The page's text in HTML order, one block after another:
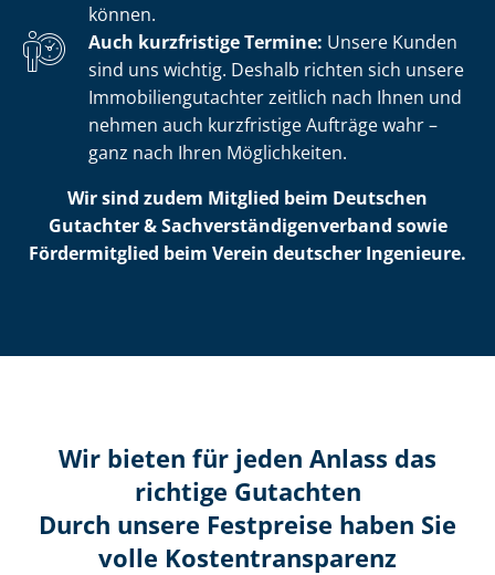
können.
Auch kurzfristige Termine: Unsere Kunden
sind uns wichtig. Deshalb richten sich unsere
Im­mo­bi­li­en­gut­ach­ter zeitlich nach Ihnen und
nehmen auch kurzfristige Aufträge wahr –
ganz nach Ihren Möglichkeiten.
Wir sind zudem Mitglied beim Deutschen
Gutachter & Sach­ver­stän­di­gen­ver­band sowie
Fördermitglied beim Verein deutscher Ingenieure.
Wir bieten für jeden Anlass das
richtige Gutachten
Durch unsere Festpreise haben Sie
volle Kosten­transparenz